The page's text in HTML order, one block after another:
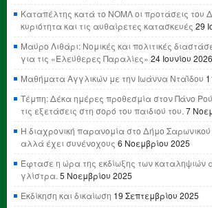
Καταπέλτης κατά το ΝΟΜΛ οι προτάσεις του
κυριότητα και τις αυθαίρετες κατασκευές 29
Μαύρο Λιθάρι: Νομικές και πολιτικές
για τις «Ελεύθερες Παραλίες» 24 Ιουνίου 2026
Μαθήματα Αγγλικών με την Ιωάννα Νταΐδου
Τέμπη: Δέκα ημέρες προθεσμία στον Πάνο
τις εξετάσεις στη σορό του παιδιού του. 7
Η διαχρονική παρανομία στο Δήμο Σαρωνικού
αλλά έχει συνένοχους 6 Νοεμβρίου 2025
Έφτασε η ώρα της εκδίωξης των καταληψιών
γλίστρα. 5 Νοεμβρίου 2025
Εκδίκηση και δικαίωση 19 Σεπτεμβρίου 2025